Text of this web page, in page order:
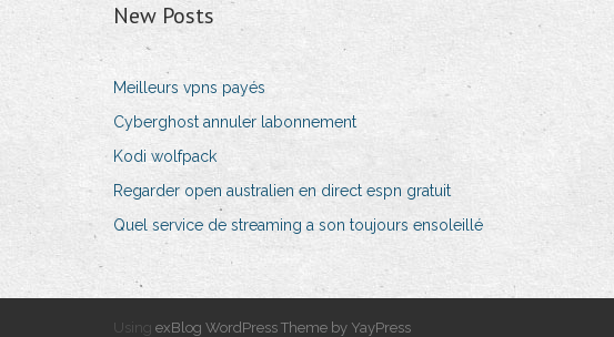
New Posts
Meilleurs vpns payés
Cyberghost annuler labonnement
Kodi wolfpack
Regarder open australien en direct espn gratuit
Quel service de streaming a son toujours ensoleillé
Using exBlog WordPress Theme by YayPress